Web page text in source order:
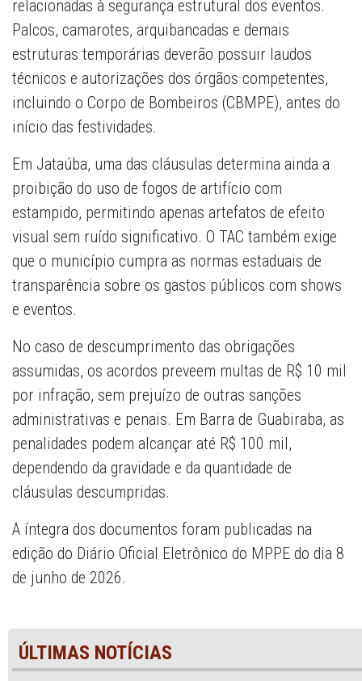
relacionadas à segurança estrutural dos eventos.
Palcos, camarotes, arquibancadas e demais
estruturas temporárias deverão possuir laudos
técnicos e autorizações dos órgãos competentes,
incluindo o Corpo de Bombeiros (CBMPE), antes do
início das festividades.
Em Jataúba, uma das cláusulas determina ainda a
proibição do uso de fogos de artifício com
estampido, permitindo apenas artefatos de efeito
visual sem ruído significativo. O TAC também exige
que o município cumpra as normas estaduais de
transparência sobre os gastos públicos com shows
e eventos.
No caso de descumprimento das obrigações
assumidas, os acordos preveem multas de R$ 10 mil
por infração, sem prejuízo de outras sanções
administrativas e penais. Em Barra de Guabiraba, as
penalidades podem alcançar até R$ 100 mil,
dependendo da gravidade e da quantidade de
cláusulas descumpridas.
A íntegra dos documentos foram publicadas na
edição do Diário Oficial Eletrônico do MPPE do dia 8
de junho de 2026.
ÚLTIMAS NOTÍCIAS